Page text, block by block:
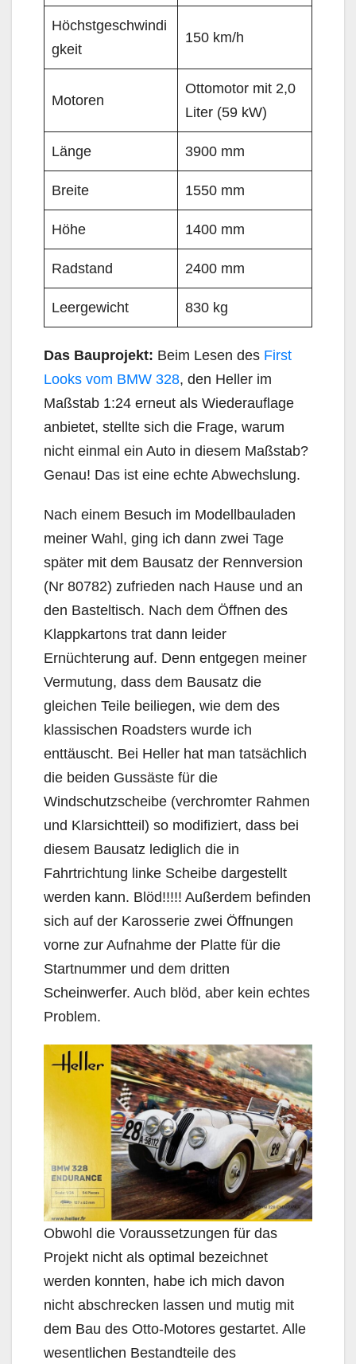
Höchstgeschwindi
gkeit
150 km/h
Motoren
Ottomotor mit 2,0
Liter (59 kW)
Länge 3900 mm
Breite 1550 mm
Höhe 1400 mm
Radstand 2400 mm
Leergewicht 830 kg
Das Bauprojekt: Beim Lesen des First
Looks vom BMW 328, den Heller im
Maßstab 1:24 erneut als Wiederauflage
anbietet, stellte sich die Frage, warum
nicht einmal ein Auto in diesem Maßstab?
Genau! Das ist eine echte Abwechslung.
Nach einem Besuch im Modellbauladen
meiner Wahl, ging ich dann zwei Tage
später mit dem Bausatz der Rennversion
(Nr 80782) zufrieden nach Hause und an
den Basteltisch. Nach dem Öffnen des
Klappkartons trat dann leider
Ernüchterung auf. Denn entgegen meiner
Vermutung, dass dem Bausatz die
gleichen Teile beiliegen, wie dem des
klassischen Roadsters wurde ich
enttäuscht. Bei Heller hat man tatsächlich
die beiden Gussäste für die
Windschutzscheibe (verchromter Rahmen
und Klarsichtteil) so modifiziert, dass bei
diesem Bausatz lediglich die in
Fahrtrichtung linke Scheibe dargestellt
werden kann. Blöd!!!!! Außerdem befinden
sich auf der Karosserie zwei Öffnungen
vorne zur Aufnahme der Platte für die
Startnummer und dem dritten
Scheinwerfer. Auch blöd, aber kein echtes
Problem.
Obwohl die Voraussetzungen für das
Projekt nicht als optimal bezeichnet
werden konnten, habe ich mich davon
nicht abschrecken lassen und mutig mit
dem Bau des Otto-Motores gestartet. Alle
wesentlichen Bestandteile des